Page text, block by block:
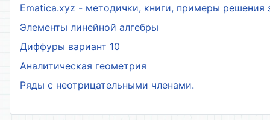
Ematica.xyz - методички, книги, примеры решения
Элементы линейной алгебры
Диффуры вариант 10
Аналитическая геометрия
Ряды с неотрицательными членами.